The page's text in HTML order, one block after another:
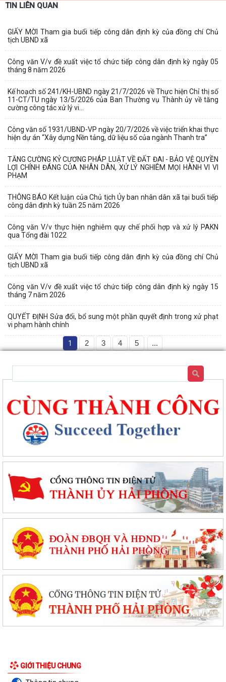
TIN LIÊN QUAN
GIẤY MỜI Tham gia buổi tiếp công dân định kỳ của đồng chí Chủ
tịch UBND xã
Công văn V/v đề xuất việc tổ chức tiếp công dân định kỳ ngày 05
tháng 8 năm 2026
Kế hoạch số 241/KH-UBND ngày 21/7/2026 về Thực hiện Chỉ thị số
11-CT/TU ngày 13/5/2026 của Ban Thường vụ Thành ủy về tăng
cường công tác xử lý vi...
Công văn số 1931/UBND-VP ngày 20/7/2026 về việc triển khai thực
hiện dự án “Xây dựng Nền tảng, dữ liệu số của ngành Thanh tra”
TĂNG CƯỜNG KỶ CƯƠNG PHÁP LUẬT VỀ ĐẤT ĐAI - BẢO VỆ QUYỀN
LỢI CHÍNH ĐÁNG CỦA NHÂN DÂN, XỬ LÝ NGHIÊM MỌI HÀNH VI VI
PHẠM
THÔNG BÁO Kết luận của Chủ tịch Ủy ban nhân dân xã tại buổi tiếp
công dân định kỳ tuần 25 năm 2026
Công văn V/v thực hiện nghiêm quy chế phối hợp và xử lý PAKN
qua Tổng đài 1022
GIẤY MỜI Tham gia buổi tiếp công dân định kỳ của đồng chí Chủ
tịch UBND xã
Công văn V/v đề xuất việc tổ chức tiếp công dân định kỳ ngày 15
tháng 7 năm 2026
QUYẾT ĐỊNH Sửa đổi, bổ sung một phần quyết định trong xử phạt
vi phạm hành chính
1 2 3 4 5 ...
GIỚI THIỆU CHUNG